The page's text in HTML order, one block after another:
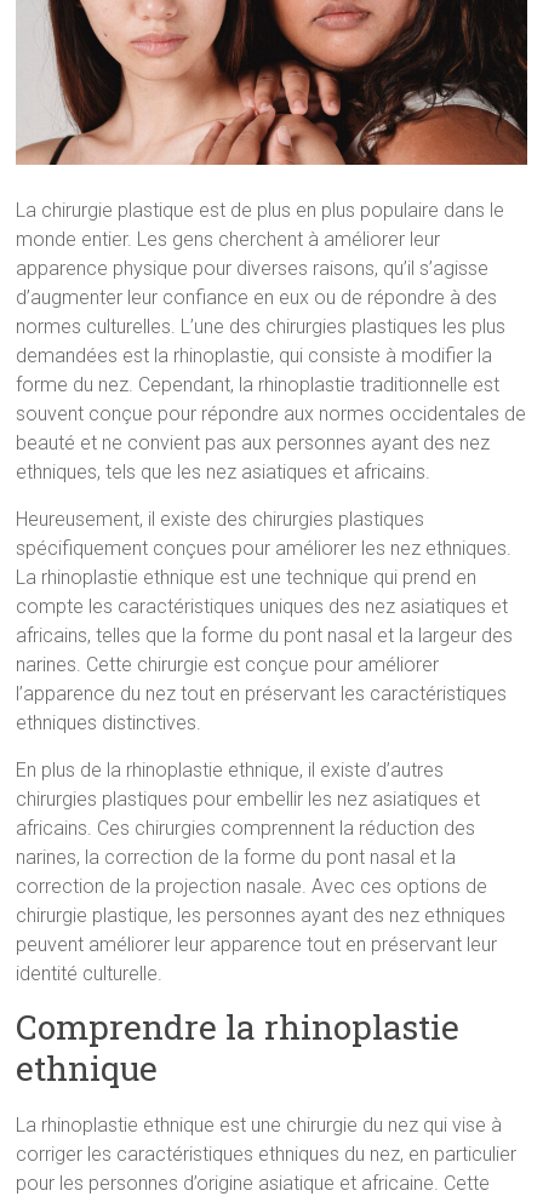
La chirurgie plastique est de plus en plus populaire dans le
monde entier. Les gens cherchent à améliorer leur
apparence physique pour diverses raisons, qu’il s’agisse
d’augmenter leur confiance en eux ou de répondre à des
normes culturelles. L’une des chirurgies plastiques les plus
demandées est la rhinoplastie, qui consiste à modifier la
forme du nez. Cependant, la rhinoplastie traditionnelle est
souvent conçue pour répondre aux normes occidentales de
beauté et ne convient pas aux personnes ayant des nez
ethniques, tels que les nez asiatiques et africains.
Heureusement, il existe des chirurgies plastiques
spécifiquement conçues pour améliorer les nez ethniques.
La rhinoplastie ethnique est une technique qui prend en
compte les caractéristiques uniques des nez asiatiques et
africains, telles que la forme du pont nasal et la largeur des
narines. Cette chirurgie est conçue pour améliorer
l’apparence du nez tout en préservant les caractéristiques
ethniques distinctives.
En plus de la rhinoplastie ethnique, il existe d’autres
chirurgies plastiques pour embellir les nez asiatiques et
africains. Ces chirurgies comprennent la réduction des
narines, la correction de la forme du pont nasal et la
correction de la projection nasale. Avec ces options de
chirurgie plastique, les personnes ayant des nez ethniques
peuvent améliorer leur apparence tout en préservant leur
identité culturelle.
Comprendre la rhinoplastie
ethnique
La rhinoplastie ethnique est une chirurgie du nez qui vise à
corriger les caractéristiques ethniques du nez, en particulier
pour les personnes d’origine asiatique et africaine. Cette